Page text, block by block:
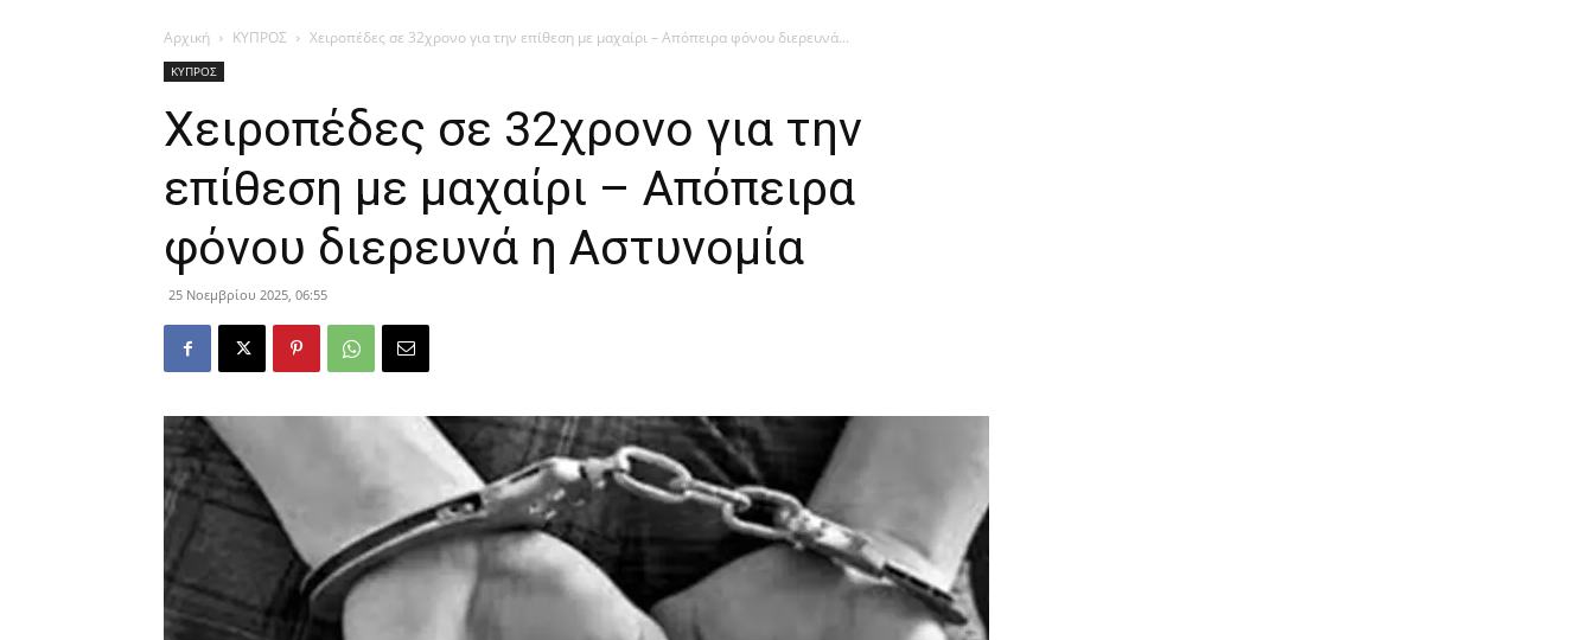
Αρχική ΚΥΠΡΟΣ Χειροπέδες σε 32χρονο για την επίθεση με μαχαίρι – Απόπειρα φόνου διερευνά...
ΚΥΠΡΟΣ
Χειροπέδες σε 32χρονο για την
επίθεση με μαχαίρι – Απόπειρα
φόνου διερευνά η Αστυνομία
25 Νοεμβρίου 2025, 06:55